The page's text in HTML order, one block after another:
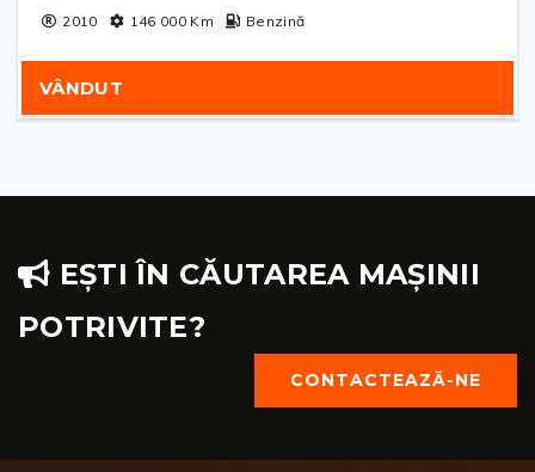
2010 146 000Km Benzină
VÂNDUT
EȘTI ÎN CĂUTAREA MAȘINII
POTRIVITE?
CONTACTEAZĂ-NE